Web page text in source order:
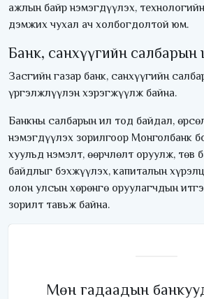
ажлын байр нэмэгдүүлэх,
дэмжих чухал ач холбогдолтой юм.
Банк, санхүүгийн салбарын
Засгийн газар банк, санхүүгийн
үргэлжлүүлэн хэрэгжүүлж байна.
Банкны салбарын ил тод байдал,
нэмэгдүүлэх зорилгоор Монголбанк
хуульд нэмэлт, өөрчлөлт оруулж, төв
байдлыг бэхжүүлэх, капиталын
олон улсын хөрөнгө оруулагчдын
зорилт тавьж байна.
Мөн гадаадын